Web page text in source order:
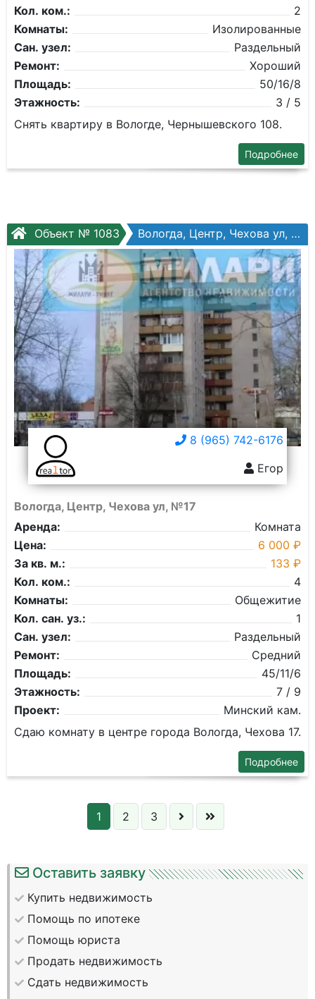
Кол. ком.:
2
Комнаты:
Изолированные
Сан. узел:
Раздельный
Ремонт:
Хороший
Площадь:
50/16/8
Этажность:
3 / 5
Снять квартиру в Вологде, Чернышевского 108.
Подробнее
Объект № 1083 Вологда, Центр, Чехова ул, №17
8 (965) 742-6176
Егор
Вологда, Центр, Чехова ул, №17
Аренда:
Комната
Цена:
6 000 ₽
За кв. м.:
133 ₽
Кол. ком.:
4
Комнаты:
Общежитие
Кол. сан. уз.:
1
Сан. узел:
Раздельный
Ремонт:
Средний
Площадь:
45/11/6
Этажность:
7 / 9
Проект:
Минский кам.
Сдаю комнату в центре города Вологда, Чехова 17.
Подробнее
1 2 3
Оставить заявку
Купить недвижимость
Помощь по ипотеке
Помощь юриста
Продать недвижимость
Сдать недвижимость